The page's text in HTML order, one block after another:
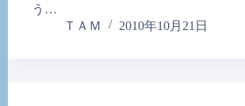
う…
ＴＡＭ
2010年10月21日